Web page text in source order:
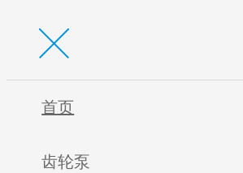
首页
齿轮泵